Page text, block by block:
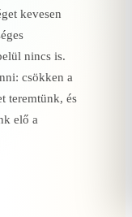
kevesen
nincs is.
csökken a
teremtünk, és
elő a